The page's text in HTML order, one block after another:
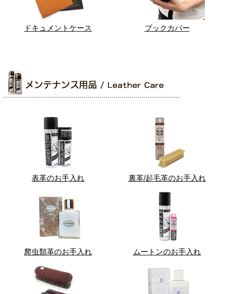
ドキュメントケース ブックカバー
表革のお手入れ 裏革/起毛革のお手入れ
爬虫類革のお手入れ ムートンのお手入れ